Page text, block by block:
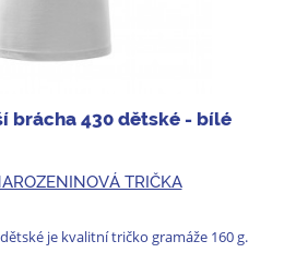
brácha 430 dětské - bílé
TRIČKA
je kvalitní tričko gramáže 160 g.